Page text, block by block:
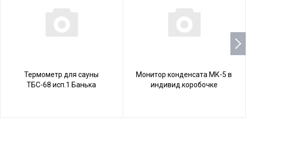
Термометр для сауны
ТБС-68 исп.1 Банька
Монитор конденсата МК-5 в
индивид.коробочке